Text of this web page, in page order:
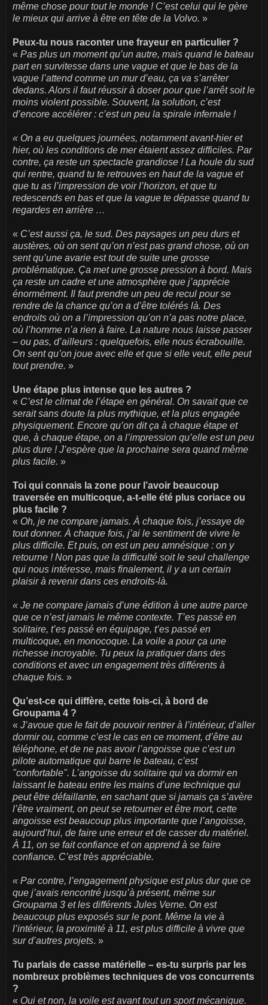
même chose pour tout le monde ! C’est celui qui le gère
le mieux qui arrive à être en tête de la Volvo. »
Peux-tu nous raconter une frayeur en particulier ?
« Pas plus un moment qu’un autre, mais quand le bateau
part en survitesse dans une vague et que le bas de la
vague l’attend comme un mur d’eau, ça va s’arrêter
dedans. Alors il faut réussir à doser pour que l’arrêt soit le
moins violent possible. Souvent, la solution, c’est
d’encore accélérer : c’est un peu la spirale infernale !
« On a eu quelques journées, notamment avant-hier et
hier, où les conditions de mer étaient assez difficiles. Par
contre, ça reste un spectacle grandiose ! La houle du sud
qui rentre, quand tu te retrouves en haut de la vague et
que tu as l’impression de voir l’horizon, et que tu
redescends en bas et que la vague te dépasse quand tu
regardes en arrière …
« C’est aussi ça, le sud. Des paysages un peu durs et
austères, où on sent qu’on n’est pas grand chose, où on
sent qu’une avarie est tout de suite une grosse
problématique. Ça met une grosse pression à bord. Mais
ça reste un cadre et une atmosphère que j’apprécie
énormément. Il faut prendre un peu de recul pour se
rendre de la chance qu’on a d’être tolérés là. Des
endroits où on a l’impression qu’on n’a pas notre place,
où l’homme n’a rien à faire. La nature nous laisse passer
– ou pas, d’ailleurs : quelquefois, elle nous écrabouille.
On sent qu’on joue avec elle et que si elle veut, elle peut
tout prendre. »
Une étape plus intense que les autres ?
« C’est le climat de l’étape en général. On savait que ce
serait sans doute la plus mythique, et la plus engagée
physiquement. Encore qu’on dit ça à chaque étape et
que, à chaque étape, on a l’impression qu’elle est un peu
plus dure ! J’espère que la prochaine sera quand même
plus facile. »
Toi qui connais la zone pour l’avoir beaucoup
traversée en multicoque, a-t-elle été plus coriace ou
plus facile ?
« Oh, je ne compare jamais. À chaque fois, j’essaye de
tout donner. À chaque fois, j’ai le sentiment de vivre le
plus difficile. Et puis, on est un peu amnésique : on y
retourne ! Non pas que la difficulté soit le seul challenge
qui nous intéresse, mais finalement, il y a un certain
plaisir à revenir dans ces endroits-là.
« Je ne compare jamais d’une édition à une autre parce
que ce n’est jamais le même contexte. T’es passé en
solitaire, t’es passé en équipage, t’es passé en
multicoque, en monocoque. La voile a pour ça une
richesse incroyable. Tu peux la pratiquer dans des
conditions et avec un engagement très différents à
chaque fois. »
Qu’est-ce qui diffère, cette fois-ci, à bord de
Groupama 4 ?
« J’avoue que le fait de pouvoir rentrer à l’intérieur, d’aller
dormir ou, comme c’est le cas en ce moment, d’être au
téléphone, et de ne pas avoir l’angoisse que c’est un
pilote automatique qui barre le bateau, c’est
"confortable". L’angoisse du solitaire qui va dormir en
laissant le bateau entre les mains d’une technique qui
peut être défaillante, en sachant que si jamais ça s’avère
l’être vraiment, on peut se retourner et être mort, cette
angoisse est beaucoup plus importante que l’angoisse,
aujourd’hui, de faire une erreur et de casser du matériel.
À 11, on se fait confiance et on apprend à se faire
confiance. C’est très appréciable.
« Par contre, l’engagement physique est plus dur que ce
que j’avais rencontré jusqu’à présent, même sur
Groupama 3 et les différents Jules Verne. On est
beaucoup plus exposés sur le pont. Même la vie à
l’intérieur, la proximité à 11, est plus difficile à vivre que
sur d’autres projets. »
Tu parlais de casse matérielle – es-tu surpris par les
nombreux problèmes techniques de vos concurrents
?
« Oui et non, la voile est avant tout un sport mécanique.